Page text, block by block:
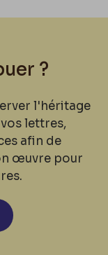
?
l'héritage
lettres,
afin de
œuvre pour